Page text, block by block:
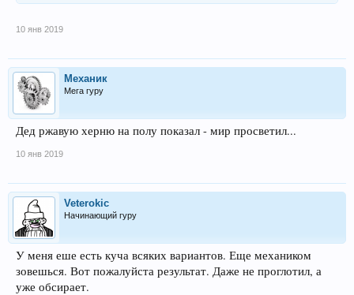
10 янв 2019
Механик
Мега гуру
Дед ржавую херню на полу показал - мир просветил...
10 янв 2019
Veterokic
Начинающий гуру
У меня еше есть куча всяких вариантов. Еще механиком
зовешься. Вот пожалуйста результат. Даже не проглотил, а
уже обсирает.